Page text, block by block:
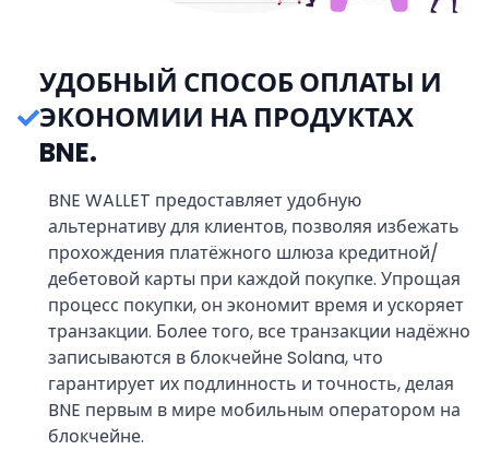
УДОБНЫЙ СПОСОБ ОПЛАТЫ И
ЭКОНОМИИ НА ПРОДУКТАХ
BNE.
BNE WALLET предоставляет удобную
альтернативу для клиентов, позволяя избежать
прохождения платёжного шлюза кредитной/
дебетовой карты при каждой покупке. Упрощая
процесс покупки, он экономит время и ускоряет
транзакции. Более того, все транзакции надёжно
записываются в блокчейне Solana, что
гарантирует их подлинность и точность, делая
BNE первым в мире мобильным оператором на
блокчейне.